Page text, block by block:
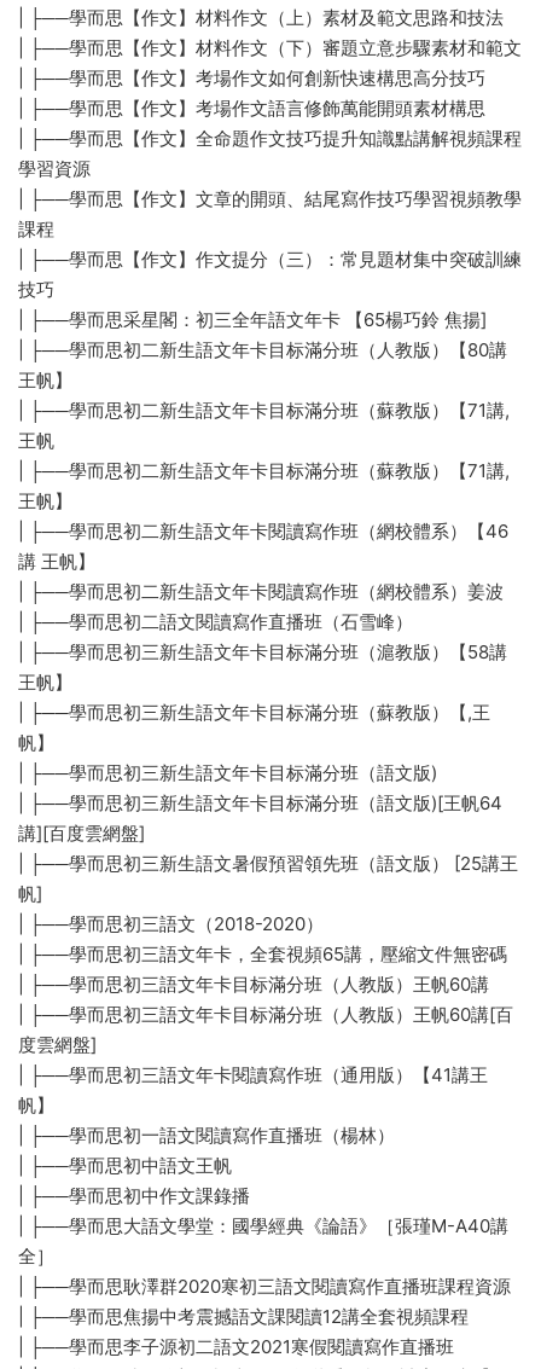
| ├──學而思【作文】材料作文（上）素材及範文思路和技法
| ├──學而思【作文】材料作文（下）審題立意步驟素材和範文
| ├──學而思【作文】考場作文如何創新快速構思高分技巧
| ├──學而思【作文】考場作文語言修飾萬能開頭素材構思
| ├──學而思【作文】全命題作文技巧提升知識點講解視頻課程
學習資源
| ├──學而思【作文】文章的開頭、結尾寫作技巧學習視頻教學
課程
| ├──學而思【作文】作文提分（三）：常見題材集中突破訓練
技巧
| ├──學而思采星閣：初三全年語文年卡 【65楊巧鈴 焦揚]
| ├──學而思初二新生語文年卡目标滿分班（人教版）【80講
王帆】
| ├──學而思初二新生語文年卡目标滿分班（蘇教版）【71講,
王帆
| ├──學而思初二新生語文年卡目标滿分班（蘇教版）【71講,
王帆】
| ├──學而思初二新生語文年卡閱讀寫作班（網校體系）【46
講 王帆】
| ├──學而思初二新生語文年卡閱讀寫作班（網校體系）姜波
| ├──學而思初二語文閱讀寫作直播班（石雪峰）
| ├──學而思初三新生語文年卡目标滿分班（滬教版）【58講
王帆】
| ├──學而思初三新生語文年卡目标滿分班（蘇教版）【,王
帆】
| ├──學而思初三新生語文年卡目标滿分班（語文版)
| ├──學而思初三新生語文年卡目标滿分班（語文版)[王帆64
講][百度雲網盤]
| ├──學而思初三新生語文暑假預習領先班（語文版） [25講王
帆]
| ├──學而思初三語文（2018-2020）
| ├──學而思初三語文年卡，全套視頻65講，壓縮文件無密碼
| ├──學而思初三語文年卡目标滿分班（人教版）王帆60講
| ├──學而思初三語文年卡目标滿分班（人教版）王帆60講[百
度雲網盤]
| ├──學而思初三語文年卡閱讀寫作班（通用版）【41講王
帆】
| ├──學而思初一語文閱讀寫作直播班（楊林）
| ├──學而思初中語文王帆
| ├──學而思初中作文課錄播
| ├──學而思大語文學堂：國學經典《論語》［張瑾M-A40講
全］
| ├──學而思耿澤群2020寒初三語文閱讀寫作直播班課程資源
| ├──學而思焦揚中考震撼語文課閱讀12講全套視頻課程
| ├──學而思李子源初二語文2021寒假閱讀寫作直播班